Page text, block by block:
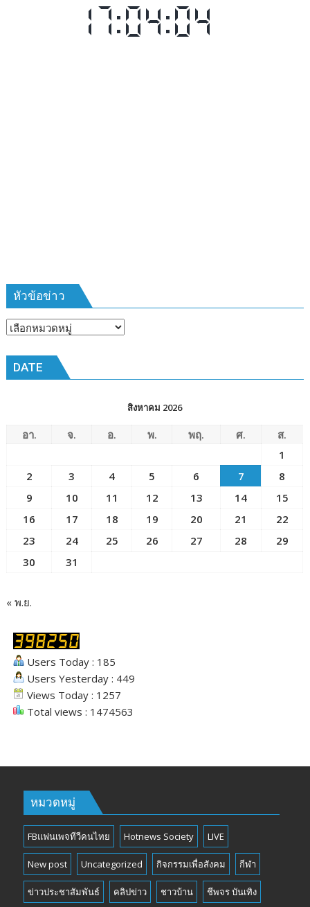
ข่าว
สำนัก
ข่าว
หัวข้อข่าว
หัวข้อ
DATE
สิงหาคม 2026
อา. จ. อ. พ. พฤ. ศ.
ส.
1
2
3 4 5 6 7
8
9
10 11 12 13 14
15
16
17 18 19 20 21
22
23
24 25 26 27 28
29
30
31
« พ.ย.
Users Today : 185
Users Yesterday : 449
Views Today : 1257
Total views : 1474563
หมวดหมู่
FBแฟนเพจทีวีคนไทย Hotnews Society LIVE
New post Uncategorized กิจกรรมเพื่อสังคม กีฬา
ข่าวประชาสัมพันธ์ คลิปข่าว ชาวบ้าน ชีพจร บันเทิง